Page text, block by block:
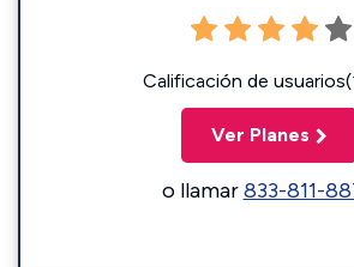
Calificación de
Ver Planes
o llamar833-811-